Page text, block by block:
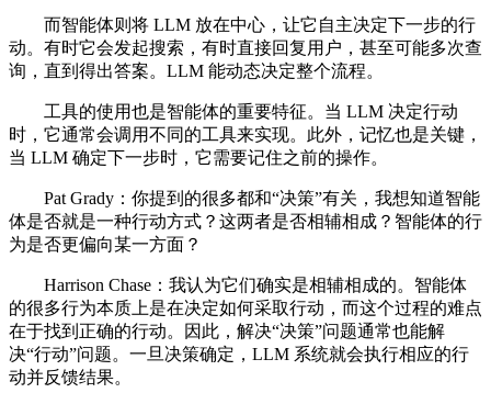
而智能体则将 LLM 放在中心，让它自主决定下一步的行
动。有时它会发起搜索，有时直接回复用户，甚至可能多次查
询，直到得出答案。LLM 能动态决定整个流程。
工具的使用也是智能体的重要特征。当 LLM 决定行动
时，它通常会调用不同的工具来实现。此外，记忆也是关键，
当 LLM 确定下一步时，它需要记住之前的操作。
Pat Grady：你提到的很多都和“决策”有关，我想知道智能
体是否就是一种行动方式？这两者是否相辅相成？智能体的行
为是否更偏向某一方面？
Harrison Chase：我认为它们确实是相辅相成的。智能体
的很多行为本质上是在决定如何采取行动，而这个过程的难点
在于找到正确的行动。因此，解决“决策”问题通常也能解
决“行动”问题。一旦决策确定，LLM 系统就会执行相应的行
动并反馈结果。